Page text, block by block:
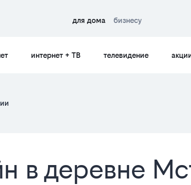
для дома бизнесу
интернет + ТВ телевидение
в деревне